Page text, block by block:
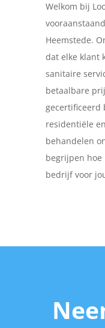
Welkom bij
Heemstede.
dat elke klant
sanitaire
betaalbare
gecertificeerd
residentiële
behandelen
begrijpen
bedrijf voor